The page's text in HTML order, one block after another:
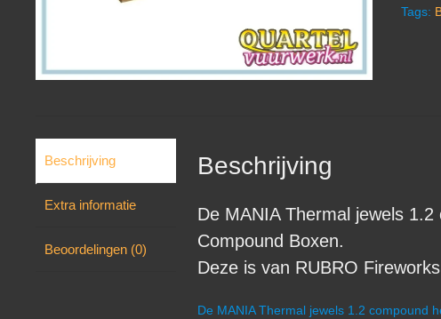
Tags:
Beschrijving
Extra informatie
Beoordelingen (0)
Beschrijving
De MANIA Thermal jewels
Compound Boxen.
Deze is van RUBRO
De MANIA Thermal jewels 1.2 compound